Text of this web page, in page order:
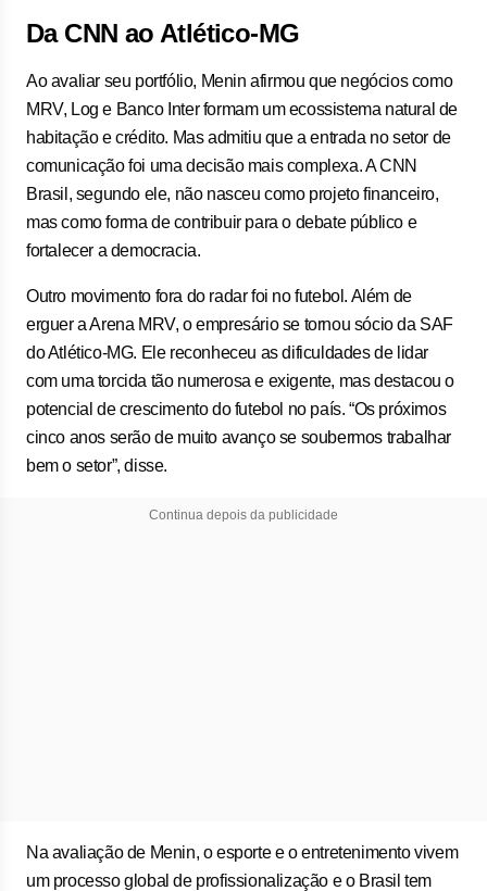
Da CNN ao Atlético-MG
Ao avaliar seu portfólio, Menin afirmou que negócios como
MRV, Log e Banco Inter formam um ecossistema natural de
habitação e crédito. Mas admitiu que a entrada no setor de
comunicação foi uma decisão mais complexa. A CNN
Brasil, segundo ele, não nasceu como projeto financeiro,
mas como forma de contribuir para o debate público e
fortalecer a democracia.
Outro movimento fora do radar foi no futebol. Além de
erguer a Arena MRV, o empresário se tornou sócio da SAF
do Atlético-MG. Ele reconheceu as dificuldades de lidar
com uma torcida tão numerosa e exigente, mas destacou o
potencial de crescimento do futebol no país. “Os próximos
cinco anos serão de muito avanço se soubermos trabalhar
bem o setor”, disse.
Continua depois da publicidade
Na avaliação de Menin, o esporte e o entretenimento vivem
um processo global de profissionalização e o Brasil tem